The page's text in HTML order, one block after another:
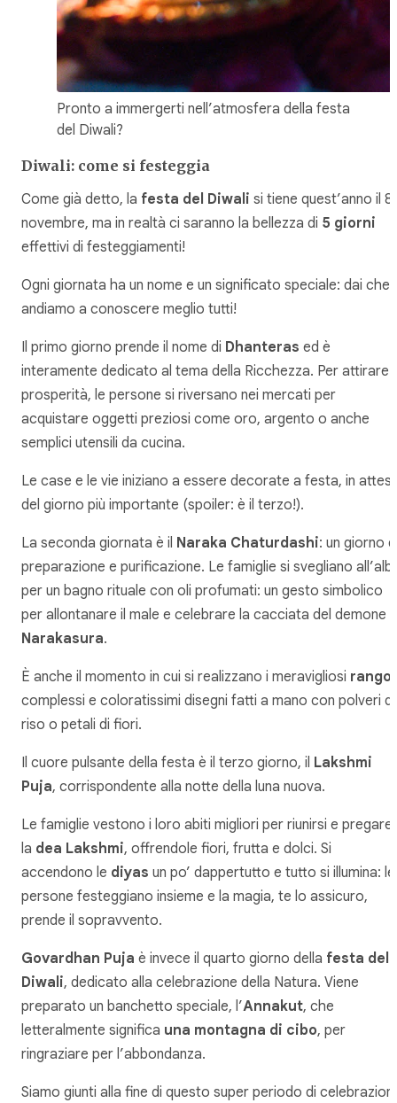
Pronto a immergerti nell’atmosfera della festa
del Diwali?
Diwali: come si festeggia
Come già detto, la festa del Diwali si tiene quest’anno il 8
novembre, ma in realtà ci saranno la bellezza di 5 giorni
effettivi di festeggiamenti!
Ogni giornata ha un nome e un significato speciale: dai che
andiamo a conoscere meglio tutti!
Il primo giorno prende il nome di Dhanteras ed è
interamente dedicato al tema della Ricchezza. Per attirare
prosperità, le persone si riversano nei mercati per
acquistare oggetti preziosi come oro, argento o anche
semplici utensili da cucina.
Le case e le vie iniziano a essere decorate a festa, in
del giorno più importante (spoiler: è il terzo!).
La seconda giornata è il Naraka Chaturdashi: un giorno
preparazione e purificazione. Le famiglie si svegliano
per un bagno rituale con oli profumati: un gesto simbolico
per allontanare il male e celebrare la cacciata del demone
Narakasura.
È anche il momento in cui si realizzano i meravigliosi
complessi e coloratissimi disegni fatti a mano con polveri di
riso o petali di fiori.
Il cuore pulsante della festa è il terzo giorno, il Lakshmi
Puja, corrispondente alla notte della luna nuova.
Le famiglie vestono i loro abiti migliori per riunirsi e pregare
la dea Lakshmi, offrendole fiori, frutta e dolci. Si
accendono le diyas un po’ dappertutto e tutto si illumina: le
persone festeggiano insieme e la magia, te lo assicuro,
prende il sopravvento.
Govardhan Puja è invece il quarto giorno della festa del
Diwali, dedicato alla celebrazione della Natura. Viene
preparato un banchetto speciale, l’Annakut, che
letteralmente significa una montagna di cibo, per
ringraziare per l’abbondanza.
Siamo giunti alla fine di questo super periodo di celebrazioni